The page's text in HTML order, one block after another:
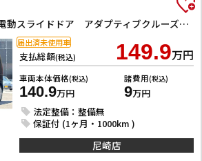
ベースグレード 片側電動スライドドア アダプティブクルーズコントロール LEDヘッドライト クリアランスソナー スマートキー アイドリングストップ CVT ESC チップアップシート エアコン パワーウィンドウ
支払総額(税込) 149.9万円
車両本体価格(税込)
140.9万円
諸費用(税込)
9万円
法定整備：整備無
保証付 (1ヶ月・1000km )
届出済未使用車
尼崎店